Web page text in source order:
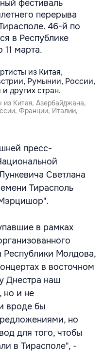
фестиваль
перерыва
46-й по
в Республике
марта.
Китая, Азербайджана,
Франции, Италии,
пресс-
Светлана
Тирасполь
в рамках
Республики Молдова,
в восточном
Днестра наш
но и не
вроде бы
но
для того, чтобы
в Тирасполе", -